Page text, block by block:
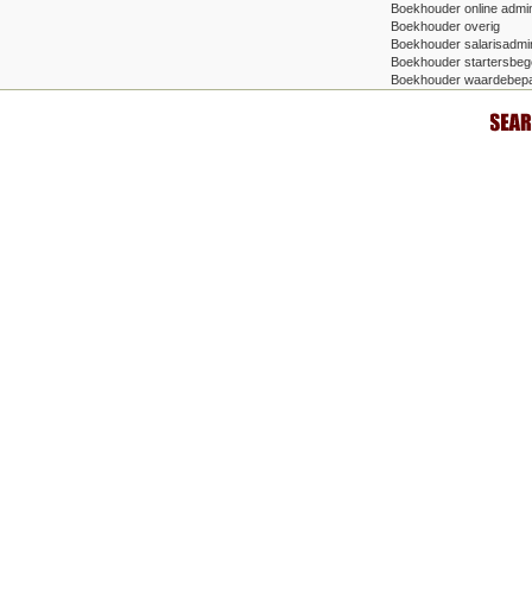
Boekhouder online
Boekhouder overig
Boekhouder
Boekhouder
Boekhouder